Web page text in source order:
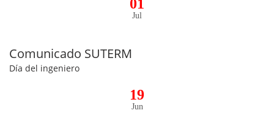
01
Jul
Comunicado SUTERM
Día del ingeniero
19
Jun